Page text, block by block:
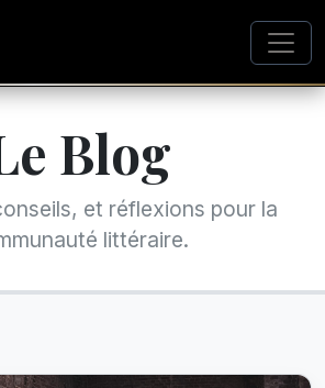
Blog
et réflexions pour la
littéraire.